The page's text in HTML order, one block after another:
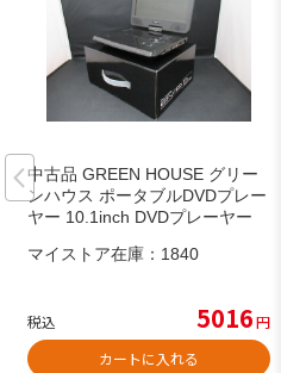
中古品 GREEN HOUSE グリー
ンハウス ポータブルDVDプレー
ヤー 10.1inch DVDプレーヤー
マイストア在庫： 1840
税込 5016円
カートに入れる